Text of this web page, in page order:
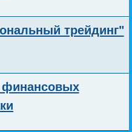
трейдинг"